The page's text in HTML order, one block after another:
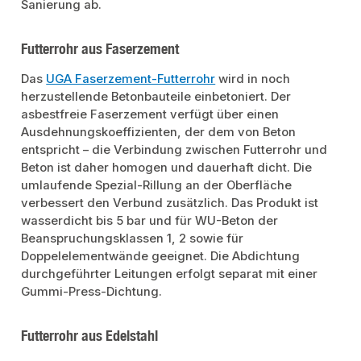
Sanierung ab.
Futterrohr aus Faserzement
Das UGA Faserzement-Futterrohr wird in noch
herzustellende Betonbauteile einbetoniert. Der
asbestfreie Faserzement verfügt über einen
Ausdehnungskoeffizienten, der dem von Beton
entspricht – die Verbindung zwischen Futterrohr und
Beton ist daher homogen und dauerhaft dicht. Die
umlaufende Spezial-Rillung an der Oberfläche
verbessert den Verbund zusätzlich. Das Produkt ist
wasserdicht bis 5 bar und für WU-Beton der
Beanspruchungsklassen 1, 2 sowie für
Doppelelementwände geeignet. Die Abdichtung
durchgeführter Leitungen erfolgt separat mit einer
Gummi-Press-Dichtung.
Futterrohr aus Edelstahl